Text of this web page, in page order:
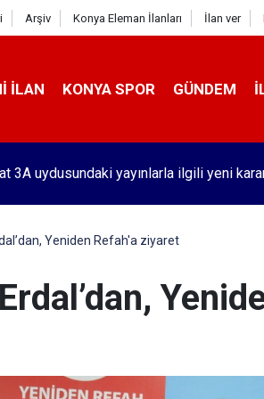
Arşiv Konya Eleman İlanları İlan ver
İLAN KONYA SPOR GÜNDEM
benzin fiyatlarında tarihi olay! Bu 51
Yeniden Refah'a ziyaret